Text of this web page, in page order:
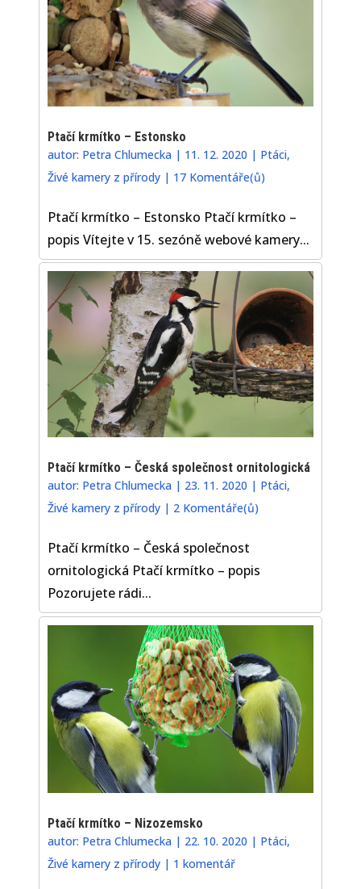
Ptačí krmítko – Estonsko
autor: Petra Chlumecka | 11. 12. 2020 | Ptáci,
Živé kamery z přírody | 17 Komentáře(ů)
Ptačí krmítko – Estonsko Ptačí krmítko –
popis Vítejte v 15. sezóně webové kamery...
Ptačí krmítko – Česká společnost ornitologická
autor: Petra Chlumecka | 23. 11. 2020 | Ptáci,
Živé kamery z přírody | 2 Komentáře(ů)
Ptačí krmítko – Česká společnost
ornitologická Ptačí krmítko – popis
Pozorujete rádi...
Ptačí krmítko – Nizozemsko
autor: Petra Chlumecka | 22. 10. 2020 | Ptáci,
Živé kamery z přírody | 1 komentář